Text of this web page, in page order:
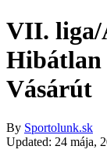
VII. liga/
Hibátlan
Vásárút
By Sportolunk.sk
Updated: 24 mája,